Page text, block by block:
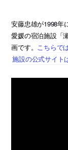
安藤忠雄が1998年
愛媛の宿泊施設「
画です。 こちらで
施設の公式サイト